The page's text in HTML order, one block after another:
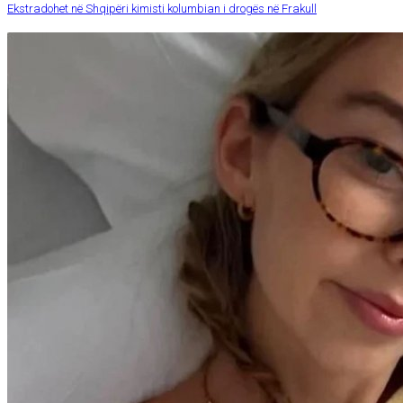
Ekstradohet në Shqipëri kimisti kolumbian i drogës në Frakull